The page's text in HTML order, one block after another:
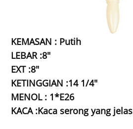
KEMASAN : Putih
LEBAR :8"
EXT :8"
KETINGGIAN :14 1/4"
MENOL : 1*E26
KACA :Kaca serong yang jelas